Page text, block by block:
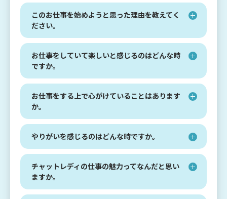
このお仕事を始めようと思った理由を教えてく
ださい。
お仕事をしていて楽しいと感じるのはどんな時
ですか。
お仕事をする上で心がけていることはあります
か。
やりがいを感じるのはどんな時ですか。
チャットレディの仕事の魅力ってなんだと思い
ますか。